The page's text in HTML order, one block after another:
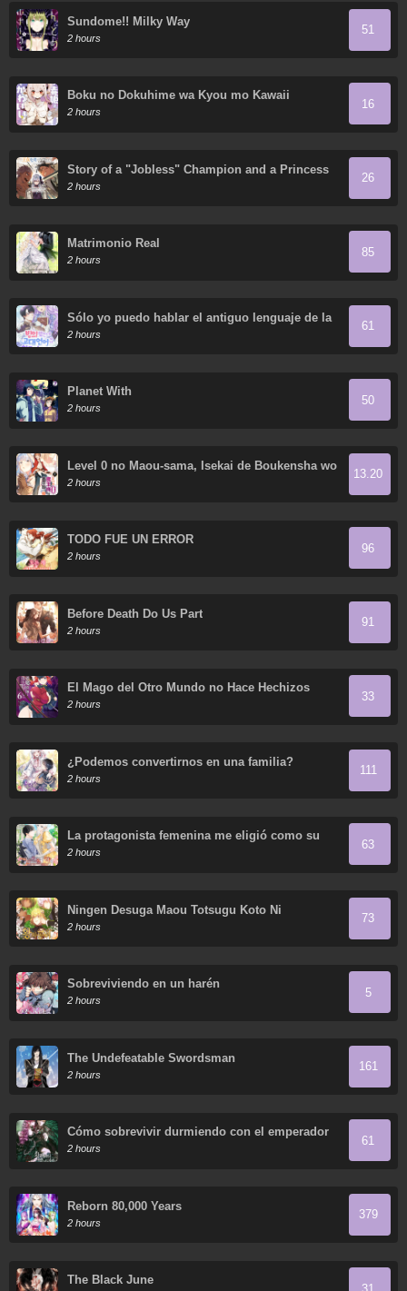
Sundome!! Milky Way
2 hours
51
Boku no Dokuhime wa Kyou mo Kawaii
2 hours
16
Story of a "Jobless" Champion and a Princess
Who Together Find Their Happiness
2 hours
26
Matrimonio Real
2 hours
85
Sólo yo puedo hablar el antiguo lenguaje de la
magia
2 hours
61
Planet With
2 hours
50
Level 0 no Maou-sama, Isekai de Boukensha wo
Hajimemasu
2 hours
13.20
TODO FUE UN ERROR
2 hours
96
Before Death Do Us Part
2 hours
91
El Mago del Otro Mundo no Hace Hechizos
2 hours
33
¿Podemos convertirnos en una familia?
2 hours
111
La protagonista femenina me eligió como su
nueva hermana
2 hours
63
Ningen Desuga Maou Totsugu Koto Ni
Narimashita
2 hours
73
Sobreviviendo en un harén
2 hours
5
The Undefeatable Swordsman
2 hours
161
Cómo sobrevivir durmiendo con el emperador
2 hours
61
Reborn 80,000 Years
2 hours
379
The Black June
31